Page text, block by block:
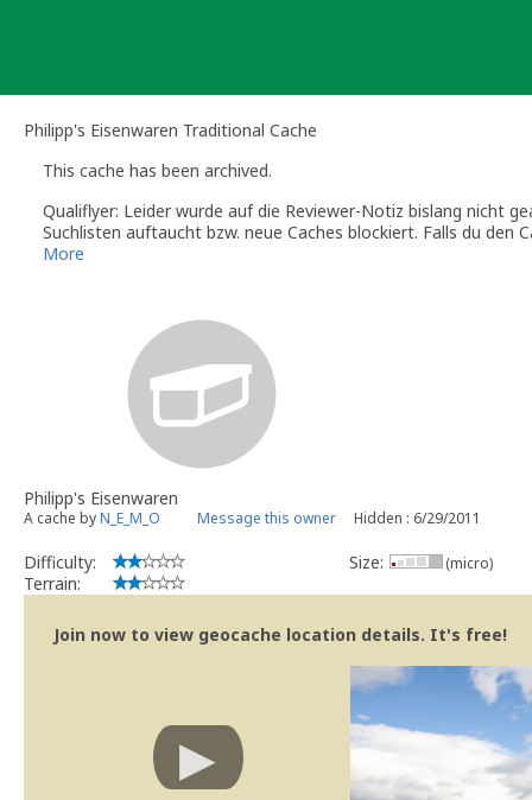
Philipp's Eisenwaren Traditional Cache
This cache has been archived.
Qualiflyer: Leider wurde auf die Reviewer-Notiz bislang nicht
Suchlisten auftaucht bzw. neue Caches blockiert. Falls du
schreibe mir bitte eine E-Mail (GC-Nummer nicht vergessen!).
More
Philipp's Eisenwaren
A cache byN_E_M_O Message this owner Hidden : 6/29/2011
Difficulty:
Terrain:
Size: (micro)
Join now to view geocache location details. It's free!